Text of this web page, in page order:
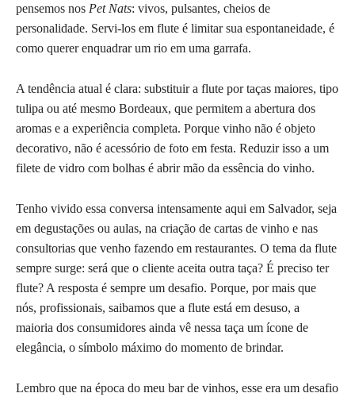
pensemos nos Pet Nats: vivos, pulsantes, cheios de
personalidade. Servi-los em flute é limitar sua espontaneidade, é
como querer enquadrar um rio em uma garrafa.
A tendência atual é clara: substituir a flute por taças maiores, tipo
tulipa ou até mesmo Bordeaux, que permitem a abertura dos
aromas e a experiência completa. Porque vinho não é objeto
decorativo, não é acessório de foto em festa. Reduzir isso a um
filete de vidro com bolhas é abrir mão da essência do vinho.
Tenho vivido essa conversa intensamente aqui em Salvador, seja
em degustações ou aulas, na criação de cartas de vinho e nas
consultorias que venho fazendo em restaurantes. O tema da flute
sempre surge: será que o cliente aceita outra taça? É preciso ter
flute? A resposta é sempre um desafio. Porque, por mais que
nós, profissionais, saibamos que a flute está em desuso, a
maioria dos consumidores ainda vê nessa taça um ícone de
elegância, o símbolo máximo do momento de brindar.
Lembro que na época do meu bar de vinhos, esse era um desafio